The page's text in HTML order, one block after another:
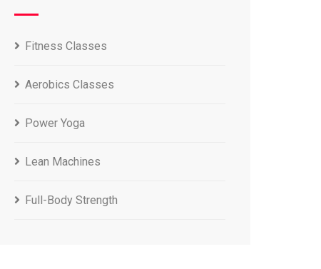
Fitness Classes
Aerobics Classes
Power Yoga
Lean Machines
Full-Body Strength